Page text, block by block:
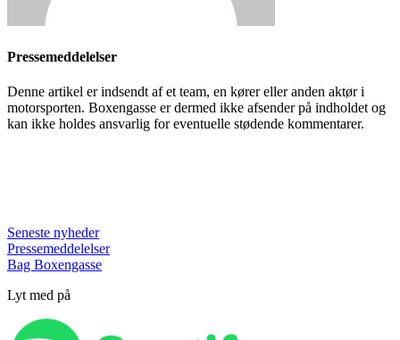
Pressemeddelelser
Denne artikel er indsendt af et team, en kører eller anden aktør i
motorsporten. Boxengasse er dermed ikke afsender på indholdet og
kan ikke holdes ansvarlig for eventuelle stødende kommentarer.
Seneste nyheder
Pressemeddelelser
Bag Boxengasse
Lyt med på